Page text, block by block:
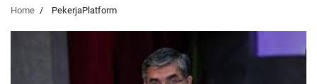
Home PekerjaPlatform